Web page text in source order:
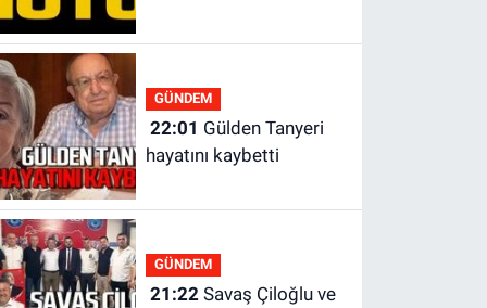
GÜNDEM
22:01
hayatını kaybetti
GÜNDEM
21:22Savaş Çiloğlu ve